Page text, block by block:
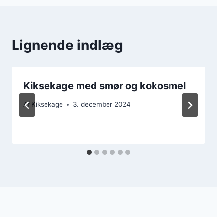
Lignende indlæg
Kiksekage med smør og kokosmel
Af Kiksekage 3. december 2024